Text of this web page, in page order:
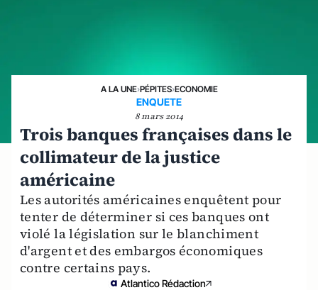
A LA UNE›PÉPITES›ECONOMIE
ENQUETE
8 mars 2014
Trois banques françaises dans le
collimateur de la justice
américaine
Les autorités américaines enquêtent pour
tenter de déterminer si ces banques ont
violé la législation sur le blanchiment
d'argent et des embargos économiques
contre certains pays.
Atlantico Rédaction